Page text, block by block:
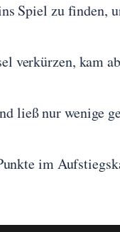
Spiel zu finden,
verkürzen, kam
ließ nur wenige
im